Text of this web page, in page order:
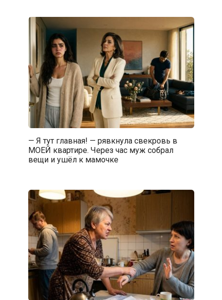
— Я тут главная! — рявкнула свекровь в
МОЕЙ квартире. Через час муж собрал
вещи и ушёл к мамочке